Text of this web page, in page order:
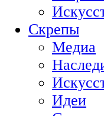
Скрепы
Медиа
Идеи